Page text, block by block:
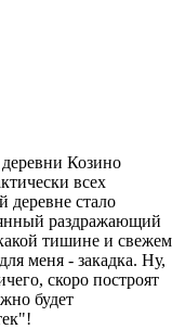
деревни Козино
всех
деревне стало
раздражающий
тишине и свежем
меня - закадка. Ну,
скоро построят
будет